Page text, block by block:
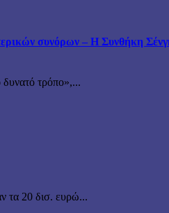
συνόρων – Η Συνθήκη
τρόπο»,...
τα 20 δισ. ευρώ...